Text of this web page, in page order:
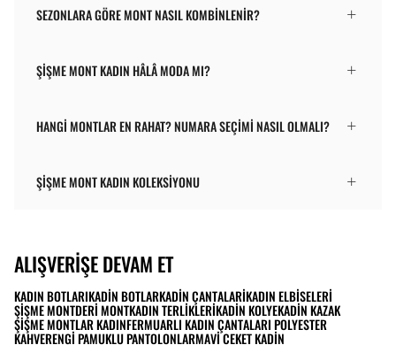
SEZONLARA GÖRE MONT NASIL KOMBINLENIR?
ŞIŞME MONT KADIN HÂLÂ MODA MI?
HANGI MONTLAR EN RAHAT? NUMARA SEÇIMI NASIL OLMALI?
ŞIŞME MONT KADIN KOLEKSIYONU
ALIŞVERIŞE DEVAM ET
KADIN BOTLARIKADIN BOTLARKADIN ÇANTALARIKADIN ELBISELERI
ŞIŞME MONTDERI MONTKADIN TERLIKLERIKADIN KOLYEKADIN KAZAK
ŞIŞME MONTLAR KADINFERMUARLI KADIN ÇANTALARI POLYESTER
KAHVERENGI PAMUKLU PANTOLONLARMAVI CEKET KADIN